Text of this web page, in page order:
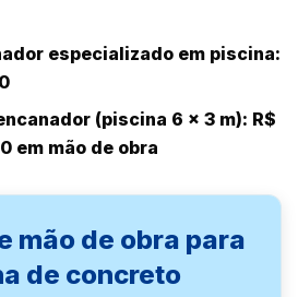
especializado em piscina:
(piscina 6 x 3 m): R$
em mão de obra
mão de obra para
de concreto